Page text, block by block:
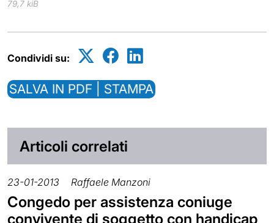
79,7 kiB
Condividi su:
SALVA IN PDF | STAMPA
Articoli correlati
23-01-2013 Raffaele Manzoni
Congedo per assistenza coniuge
convivente di soggetto con handicap